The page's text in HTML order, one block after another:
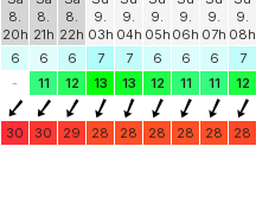
8.
20h
8.
21h
8.
22h
9.
03h
9.
04h
9.
05h
9.
06h
9.
07h
9.
08h
6
6 6 7 7 6 6 6 7
-
11 12 13 13 12 11 11 12
30 30 29 28 28 28 28 28 28